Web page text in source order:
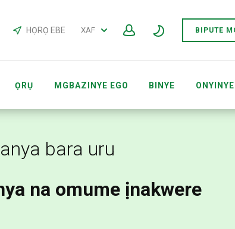
HỌRỌ EBE XAF BIPUTE
ỌRỤ MGBAZINYE EGO BINYE ONYINYE
bara uru
na omume ịnakwere